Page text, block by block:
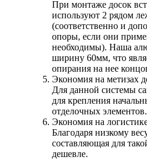
При монтаже досок
используют 2 рядом
(соответственно и
опоры, если они
необходимы). Наша
ширину 60мм, что
опирания на нее
Экономия на метизах
Для данной системы
для крепления
отделочных элементов.
Экономия на
Благодаря низкому
составляющая для
дешевле.